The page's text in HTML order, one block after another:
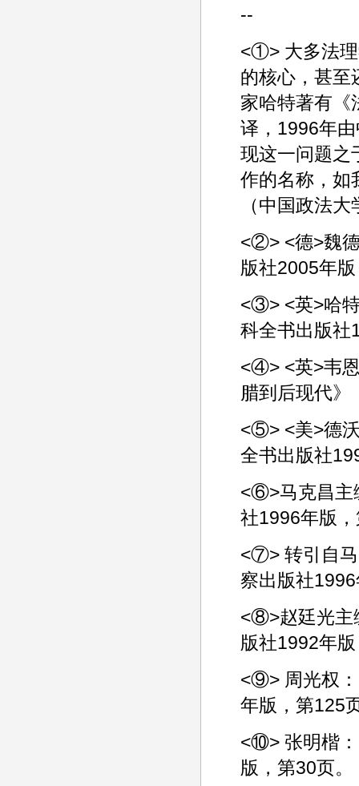
--
<①> 大多法
的核心，甚至
家哈特著有《
译，1996年
现这一问题之
作的名称，如
（中国政法
<②> <德>魏
版社2005年
<③> <英>哈
科全书出版社
<④> <英>韦
腊到后现代》
<⑤> <美>德
全书出版社
<⑥>马克昌主
社1996年版
<⑦> 转引自
察出版社
<⑧>赵廷光主
版社1992年
<⑨> 周光权
年版，第125
<⑩> 张明楷
版，第30页。